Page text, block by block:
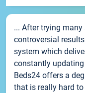
... After trying
controversial
system which
constantly
Beds24 offers a
that is really hard